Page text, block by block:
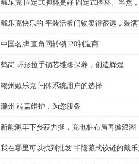
戴乐克 固定式脚杯是好 固定式脚杯。当然
戴乐克快乐的 平装活板门锁卖得很远，装
中国名牌 直角回转锁 l20制造商
鹤岗 环形拉手锁芯维修保养，创造辉煌
赣州戴乐克 闩体系统用户的选择
滁州 端盖维护，为您服务
新能源车下乡获力挺，充电桩布局再掀浪潮
我在哪里可以找到批发 半隐藏式铰链的戴